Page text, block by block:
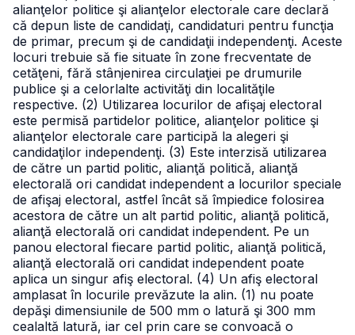
alianţelor politice şi alianţelor electorale care declară
că depun liste de candidaţi, candidaturi pentru funcţia
de primar, precum şi de candidaţii independenţi. Aceste
locuri trebuie să fie situate în zone frecventate de
cetăţeni, fără stânjenirea circulaţiei pe drumurile
publice şi a celorlalte activităţi din localităţile
respective. (2) Utilizarea locurilor de afişaj electoral
este permisă partidelor politice, alianţelor politice şi
alianţelor electorale care participă la alegeri şi
candidaţilor independenţi. (3) Este interzisă utilizarea
de către un partid politic, alianţă politică, alianţă
electorală ori candidat independent a locurilor speciale
de afişaj electoral, astfel încât să împiedice folosirea
acestora de către un alt partid politic, alianţă politică,
alianţă electorală ori candidat independent. Pe un
panou electoral fiecare partid politic, alianţă politică,
alianţă electorală ori candidat independent poate
aplica un singur afiş electoral. (4) Un afiş electoral
amplasat în locurile prevăzute la alin. (1) nu poate
depăşi dimensiunile de 500 mm o latură şi 300 mm
cealaltă latură, iar cel prin care se convoacă o